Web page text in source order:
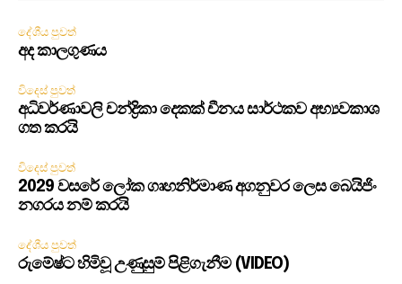
දේශීය පුවත්
අද කාලගුණය
විදෙස් පුවත්
අධිවර්ණාවලි චන්ද්‍රිකා දෙකක් චීනය සාර්ථකව අභ්‍යවකාශ
ගත කරයි
විදෙස් පුවත්
2029 වසරේ ලෝක ගෘහනිර්මාණ අගනුවර ලෙස බෙයිජිං
නගරය නම් කරයි
දේශීය පුවත්
රුමේෂ්ට හිමිවූ උණුසුම් පිළිගැනීම (VIDEO)